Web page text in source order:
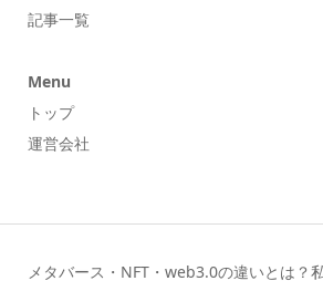
記事一覧
Menu
トップ
運営会社
メタバース・NFT・web3.0の違いとは？